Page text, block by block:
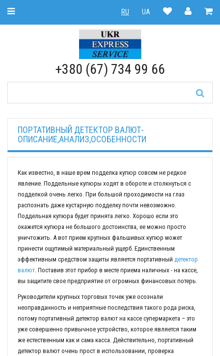
Toggle Navigation UA
RU |
RU
+380 (67) 734 99 66
ПОРТАТИВНЫЙ ДЕТЕКТОР ВАЛЮТ-
ОПИСАНИЕ,АНАЛИЗ,ОСОБЕННОСТИ
Как известно, в наше врем подделка купюр совсем не редкое
явление. Поддельные купюры ходят в обороте и столкнуться с
подделкой очень легко. При большой проходимости на глаз
распознать даже кустарную подделку почти невозможно.
Поддельная купюра будет принята легко. Хорошо если это
окажется купюра не большого достоинства, ее можно просто
уничтожить. А вот прием крупных фальшивых купюр может
принести ощутимый материальный ущерб. Единственным
эффективным средством защиты является портативный детектор
валют. Поставив этот прибор в месте приема наличных - на кассе,
вы защитите свое предприятие от огромных финансовых потерь.
Руководители крупных торговых точек уже осознали
неоправданность и неприятные последствия такого рода риска,
потому портативный детектор валют на кассе супермаркета – это
уже совершенно привычное устройство, которое является таким
же естественным как и сама касса. Действительно, портативный
детектор валют очень прост в использовании, проверка